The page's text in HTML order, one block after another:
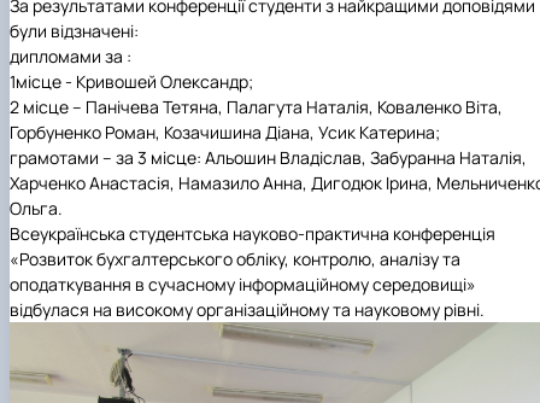
За результатами конференції студенти з найкращими доповідями
були відзначені:
дипломами за :
1місце - Кривошей Олександр;
2 місце – Панічева Тетяна, Палагута Наталія, Коваленко Віта,
Горбуненко Роман, Козачишина Діана, Усик Катерина;
грамотами – за 3 місце: Альошин Владіслав, Забуранна Наталія,
Харченко Анастасія, Намазило Анна, Дигодюк Ірина,
Ольга.
Всеукраїнська студентська науково-практична конференція
«Розвиток бухгалтерського обліку, контролю, аналізу та
оподаткування в сучасному інформаційному середовищі»
відбулася на високому організаційному та науковому рівні.